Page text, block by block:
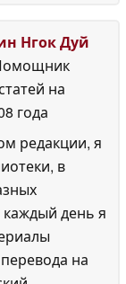
Нгок Дуй
на
года
редакции, я
в
день я
на